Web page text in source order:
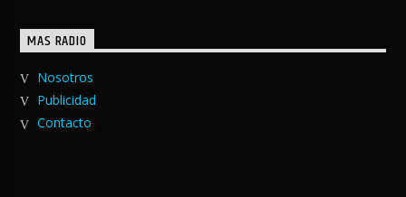
MAS RADIO
Nosotros
Publicidad
Contacto